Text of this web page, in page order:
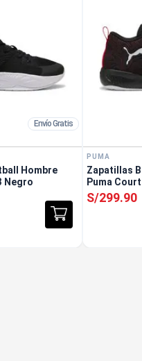
Envío Gratis
Hombre
Negro
PUMA
Zapatillas
Puma
S/299.90